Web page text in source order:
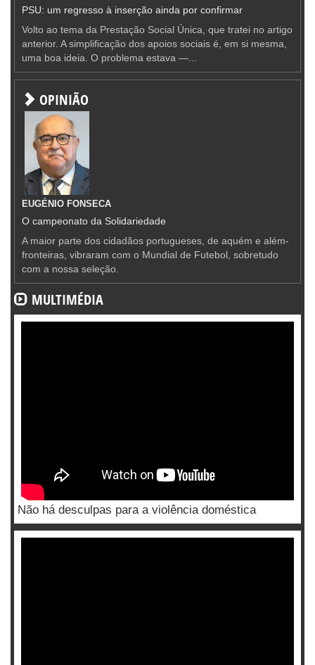
PSU: um regresso à inserção ainda por confirmar
Volto ao tema da Prestação Social Única, que tratei no artigo
anterior. A simplificação dos apoios sociais é, em si mesma,
uma boa ideia. O problema estava —...
OPINIÃO
EUGÉNIO FONSECA
O campeonato da Solidariedade
A maior parte dos cidadãos portugueses, de aquém e além-
fronteiras, vibraram com o Mundial de Futebol, sobretudo
com a nossa seleção.
MULTIMÉDIA
Não há desculpas para a violência doméstica